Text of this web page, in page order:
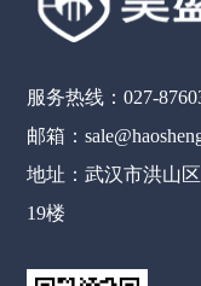
服务热线：027-
邮箱：
地址：武汉市洪山
19楼